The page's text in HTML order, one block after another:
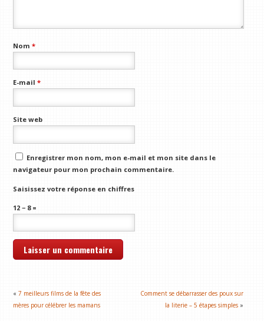
Nom*
E-mail*
Site web
Enregistrer mon nom, mon e-mail et mon site dans le
navigateur pour mon prochain commentaire.
Saisissez votre réponse en chiffres
12 − 8 =
«7 meilleurs films de la fête des
mères pour célébrer les mamans
Comment se débarrasser des poux sur
la literie – 5 étapes simples »